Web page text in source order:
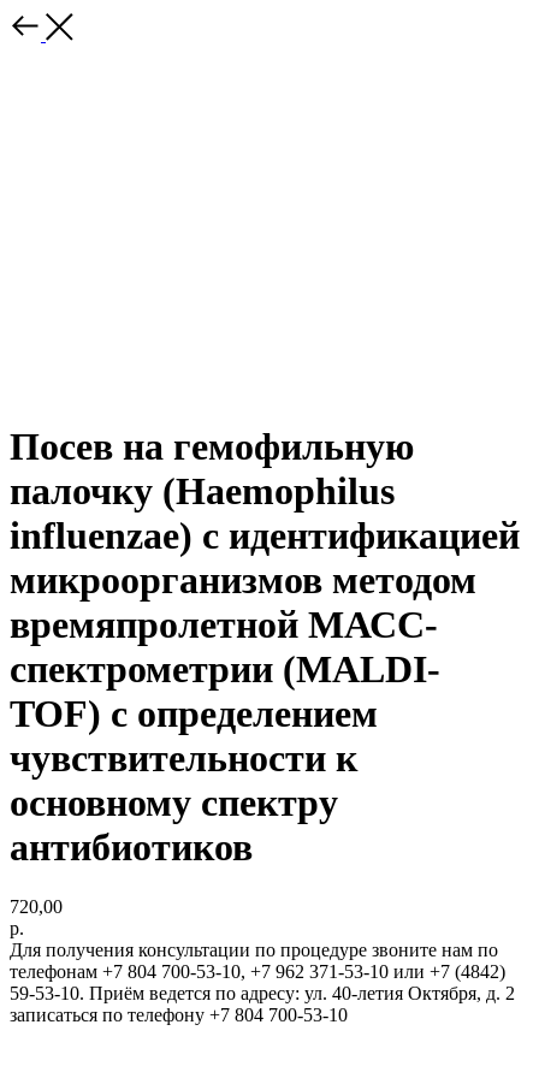
Посев на гемофильную
палочку (Наemophilus
influenzae) с идентификацией
микроорганизмов методом
времяпролетной МАСС-
спектрометрии (MALDI-
TOF) с определением
чувствительности к
основному спектру
антибиотиков
720,00
р.
Для получения консультации по процедуре звоните нам по
телефонам +7 804 700-53-10, +7 962 371-53-10 или +7 (4842)
59-53-10. Приём ведется по адресу: ул. 40-летия Октября, д. 2
записаться по телефону +7 804 700-53-10